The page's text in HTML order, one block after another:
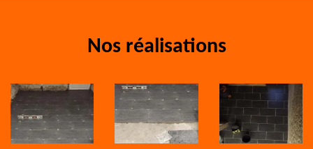
Nos réalisations